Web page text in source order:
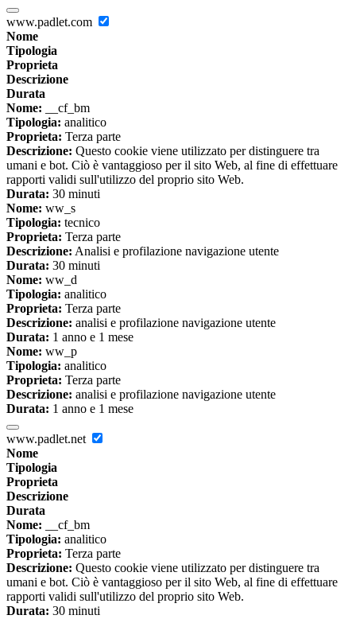
www.padlet.com
Nome
Tipologia
Proprieta
Descrizione
Durata
Nome: __cf_bm
Tipologia: analitico
Proprieta: Terza parte
Descrizione: Questo cookie viene utilizzato per distinguere tra
umani e bot. Ciò è vantaggioso per il sito Web, al fine di effettuare
rapporti validi sull'utilizzo del proprio sito Web.
Durata: 30 minuti
Nome: ww_s
Tipologia: tecnico
Proprieta: Terza parte
Descrizione: Analisi e profilazione navigazione utente
Durata: 30 minuti
Nome: ww_d
Tipologia: analitico
Proprieta: Terza parte
Descrizione: analisi e profilazione navigazione utente
Durata: 1 anno e 1 mese
Nome: ww_p
Tipologia: analitico
Proprieta: Terza parte
Descrizione: analisi e profilazione navigazione utente
Durata: 1 anno e 1 mese
www.padlet.net
Nome
Tipologia
Proprieta
Descrizione
Durata
Nome: __cf_bm
Tipologia: analitico
Proprieta: Terza parte
Descrizione: Questo cookie viene utilizzato per distinguere tra
umani e bot. Ciò è vantaggioso per il sito Web, al fine di effettuare
rapporti validi sull'utilizzo del proprio sito Web.
Durata: 30 minuti